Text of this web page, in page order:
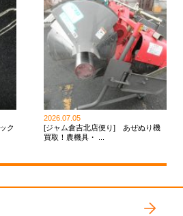
ク
2026.07.05
[ジャム倉吉北店便り] あぜぬり機
買取！農機具・ ...